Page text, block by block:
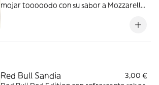
mojar tooooodo con su sabor a Mozzarella
Red Bull Sandia
3,00 €